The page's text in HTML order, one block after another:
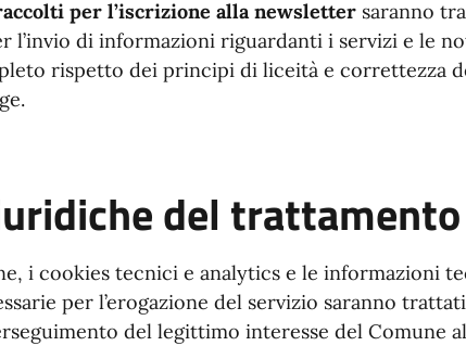
per l’iscrizione alla newsletter saranno
l’invio di informazioni riguardanti i servizi e le
rispetto dei principi di liceità e correttezza
del trattamento
i cookies tecnici e analytics e le informazioni
per l’erogazione del servizio saranno
del legittimo interesse del Comune